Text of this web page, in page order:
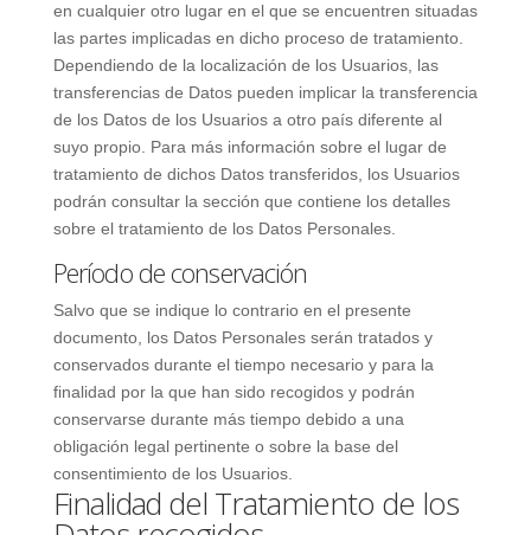
en cualquier otro lugar en el que se encuentren situadas
las partes implicadas en dicho proceso de tratamiento.
Dependiendo de la localización de los Usuarios, las
transferencias de Datos pueden implicar la transferencia
de los Datos de los Usuarios a otro país diferente al
suyo propio. Para más información sobre el lugar de
tratamiento de dichos Datos transferidos, los Usuarios
podrán consultar la sección que contiene los detalles
sobre el tratamiento de los Datos Personales.
Período de conservación
Salvo que se indique lo contrario en el presente
documento, los Datos Personales serán tratados y
conservados durante el tiempo necesario y para la
finalidad por la que han sido recogidos y podrán
conservarse durante más tiempo debido a una
obligación legal pertinente o sobre la base del
consentimiento de los Usuarios.
Finalidad del Tratamiento de los